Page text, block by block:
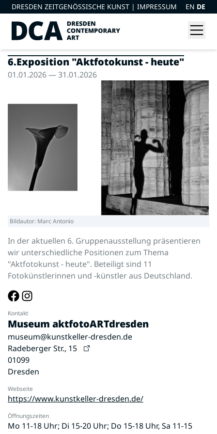
DRESDEN ZEITGENÖSSISCHE KUNST | IMPRESSUM EN DE
6.Exposition "Aktfotokunst - heute"
01.01.2026 — 31.01.2026
Bildautor: Marc Antonio
In der aktuellen 6. Gruppenausstellung präsentieren
wir unterschiedliche Positionen zum Thema
"Aktfotokunst - heute". Beteiligt sind 11
Fotokünstlerinnen und -künstler aus Deutschland.
Kontakt
Museum aktfotoARTdresden
museum@kunstkeller-dresden.de
Radeberger Str., 15
01099
Dresden
Webseite
https://www.kunstkeller-dresden.de/
Öffnungszeiten
Mo 11-18 Uhr; Di 15-20 Uhr; Do 15-18 Uhr, Sa 11-15